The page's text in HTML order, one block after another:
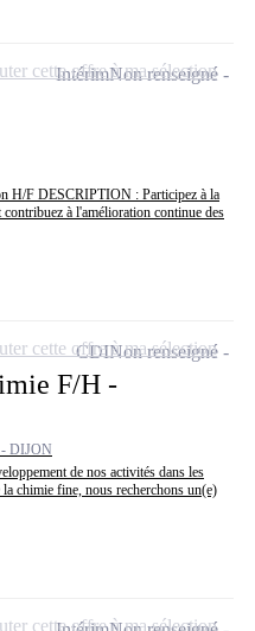
H/F DESCRIPTION : Participez à la
à l'amélioration continue des
IntérimNon renseigné
cette offre à ma sélection
F/H -
DIJON
de nos activités dans les
chimie fine, nous recherchons un(e)
CDINon renseigné
cette offre à ma sélection
cette offre à ma sélection